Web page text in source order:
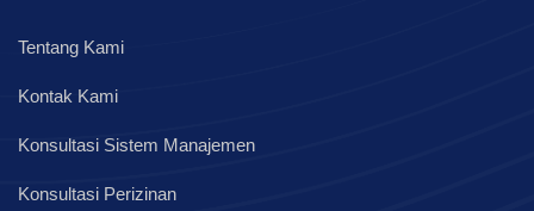
Tentang Kami
Kontak Kami
Konsultasi Sistem Manajemen
Konsultasi Perizinan